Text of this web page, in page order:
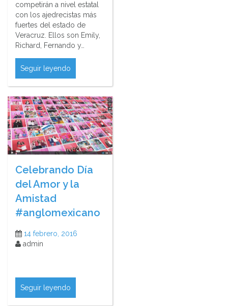
competirán a nivel estatal
con los ajedrecistas más
fuertes del estado de
Veracruz. Ellos son Emily,
Richard, Fernando y…
Seguir leyendo
Celebrando Día
del Amor y la
Amistad
#anglomexicano
14 febrero, 2016
admin
Seguir leyendo